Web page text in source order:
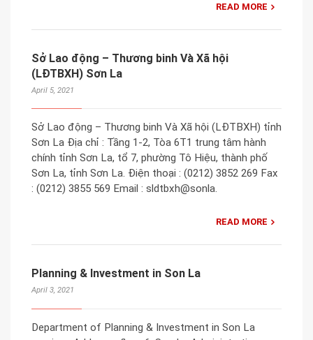
READ MORE
Sở Lao động – Thương binh Và Xã hội
(LĐTBXH) Sơn La
April 5, 2021
Sở Lao động – Thương binh Và Xã hội (LĐTBXH) tỉnh
Sơn La Địa chỉ : Tầng 1-2, Tòa 6T1 trung tâm hành
chính tỉnh Sơn La, tổ 7, phường Tô Hiệu, thành phố
Sơn La, tỉnh Sơn La. Điện thoại : (0212) 3852 269 Fax
: (0212) 3855 569 Email : sldtbxh@sonla.
READ MORE
Planning & Investment in Son La
April 3, 2021
Department of Planning & Investment in Son La